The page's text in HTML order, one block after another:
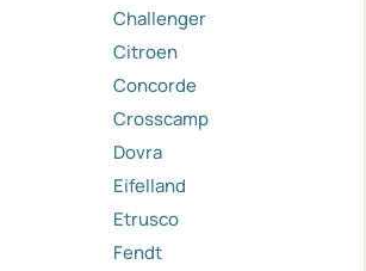
Challenger
Citroen
Concorde
Crosscamp
Dovra
Eifelland
Etrusco
Fendt